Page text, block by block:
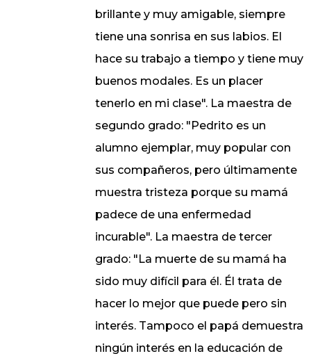
brillante y muy amigable, siempre
tiene una sonrisa en sus labios. El
hace su trabajo a tiempo y tiene muy
buenos modales. Es un placer
tenerlo en mi clase". La maestra de
segundo grado: "Pedrito es un
alumno ejemplar, muy popular con
sus compañeros, pero últimamente
muestra tristeza porque su mamá
padece de una enfermedad
incurable". La maestra de tercer
grado: "La muerte de su mamá ha
sido muy difícil para él. Él trata de
hacer lo mejor que puede pero sin
interés. Tampoco el papá demuestra
ningún interés en la educación de